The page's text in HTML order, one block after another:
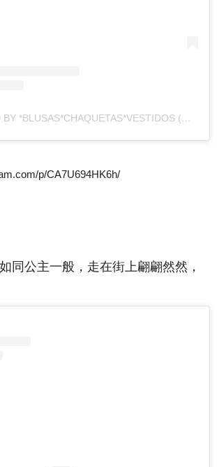
A POST SHARED BY *BLUSAS*CHAQUETAS*VESTIDOS (@_DELIVERYCLOTHES_)
p/CA7U694HK6h/
同公主一般，走在街上翩翩然然，